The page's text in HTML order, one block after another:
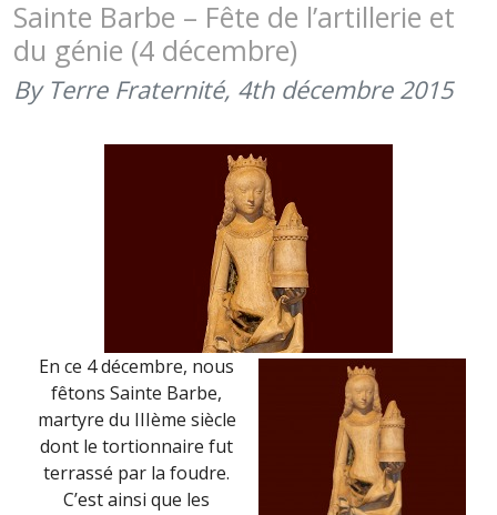
LA
BRIGADE
Sainte Barbe – Fête de l’artillerie et
du génie (4 décembre)
By Terre Fraternité, 4th décembre 2015
En ce 4 décembre, nous
fêtons Sainte Barbe,
martyre du IIIème siècle
dont le tortionnaire fut
terrassé par la foudre.
C’est ainsi que les